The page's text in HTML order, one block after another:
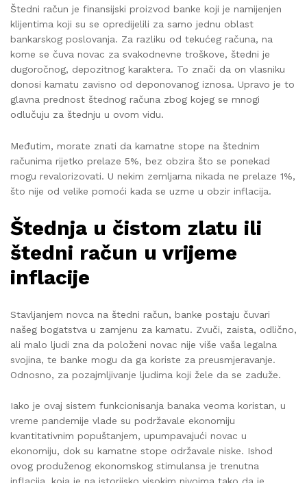
Štedni račun je finansijski proizvod banke koji je namijenjen
klijentima koji su se opredijelili za samo jednu oblast
bankarskog poslovanja. Za razliku od tekućeg računa, na
kome se čuva novac za svakodnevne troškove, štedni je
dugoročnog, depozitnog karaktera. To znači da on vlasniku
donosi kamatu zavisno od deponovanog iznosa. Upravo je to
glavna prednost štednog računa zbog kojeg se mnogi
odlučuju za štednju u ovom vidu.
Međutim, morate znati da kamatne stope na štednim
računima rijetko prelaze 5%, bez obzira što se ponekad
mogu revalorizovati. U nekim zemljama nikada ne prelaze 1%,
što nije od velike pomoći kada se uzme u obzir inflacija.
Štednja u čistom zlatu ili
štedni račun u vrijeme
inflacije
Stavljanjem novca na štedni račun, banke postaju čuvari
našeg bogatstva u zamjenu za kamatu. Zvuči, zaista, odlično,
ali malo ljudi zna da položeni novac nije više vaša legalna
svojina, te banke mogu da ga koriste za preusmjeravanje.
Odnosno, za pozajmljivanje ljudima koji žele da se zaduže.
Iako je ovaj sistem funkcionisanja banaka veoma koristan, u
vreme pandemije vlade su podržavale ekonomiju
kvantitativnim popuštanjem, upumpavajući novac u
ekonomiju, dok su kamatne stope održavale niske. Ishod
ovog produženog ekonomskog stimulansa je trenutna